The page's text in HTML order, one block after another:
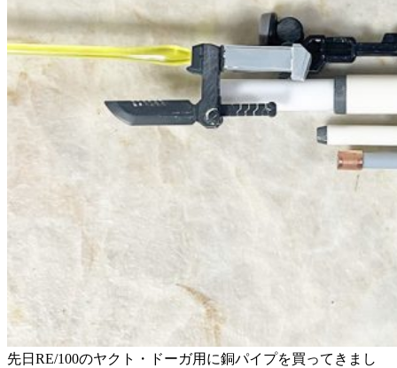
先日RE/100のヤクト・ドーガ用に銅パイプを買ってきまし